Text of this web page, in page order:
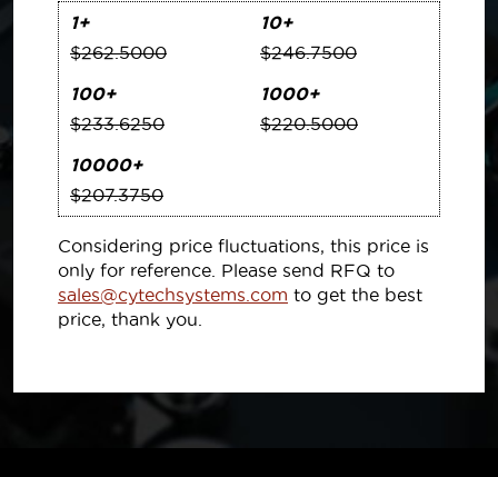
1+
$262.5000
10+
$246.7500
100+
$233.6250
1000+
$220.5000
10000+
$207.3750
Considering price fluctuations, this price is
only for reference. Please send RFQ to
sales@cytechsystems.com to get the best
price, thank you.